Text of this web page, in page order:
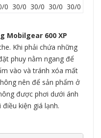
0 30/0 30/0 30/0 30/0
Mobilgear 600 XP
Khi phải chứa những
phuy nằm ngang để
vào và tránh xóa mất
nên để sản phẩm ở
được phơi dưới ánh
kiện giá lạnh.